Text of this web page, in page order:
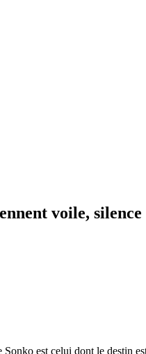
voile,
est celui dont le destin